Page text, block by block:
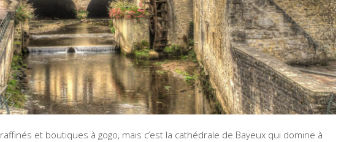
et boutiques à gogo, mais c’est la cathédrale de Bayeux qui domine à